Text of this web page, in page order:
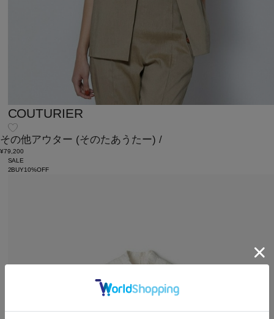
COUTURIER
その他アウター (そのたあうたー) /
¥79,200
SALE
2BUY10%OFF